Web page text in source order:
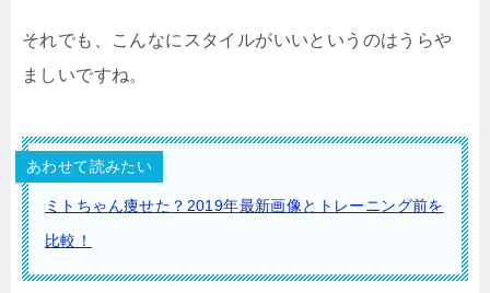
それでも、こんなにスタイルがいいというのはうらや
ましいですね。
あわせて読みたい
ミトちゃん痩せた？2019年最新画像とトレーニング前を
比較！